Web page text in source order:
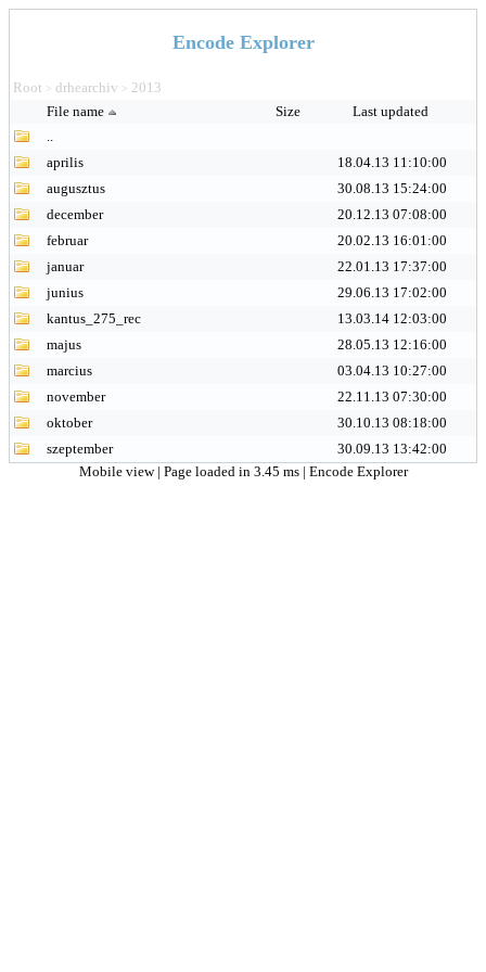
Encode Explorer
Root > drhearchiv > 2013
File name
Size
Last updated
..
aprilis
18.04.13 11:10:00
augusztus
30.08.13 15:24:00
december
20.12.13 07:08:00
februar
20.02.13 16:01:00
januar
22.01.13 17:37:00
junius
29.06.13 17:02:00
kantus_275_rec
13.03.14 12:03:00
majus
28.05.13 12:16:00
marcius
03.04.13 10:27:00
november
22.11.13 07:30:00
oktober
30.10.13 08:18:00
szeptember
30.09.13 13:42:00
Mobile view | Page loaded in 3.45 ms | Encode Explorer